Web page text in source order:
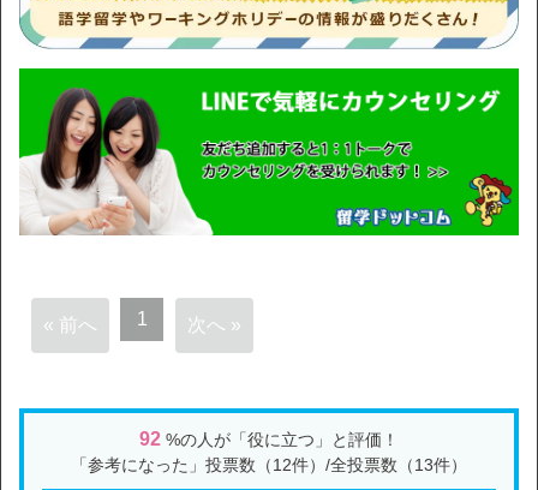
« 前へ 1 次へ »
92 %の人が「役に立つ」と評価！
「参考になった」投票数（12件）/全投票数（13件）